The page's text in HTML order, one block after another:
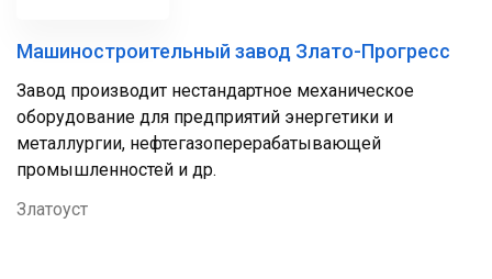
Машиностроительный завод Злато-Прогресс
Завод производит нестандартное механическое
оборудование для предприятий энергетики и
металлургии, нефтегазоперерабатывающей
промышленностей и др.
Златоуст